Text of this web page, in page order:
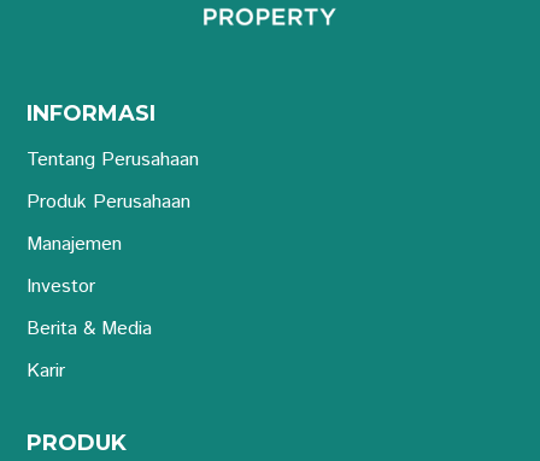
INFORMASI
Tentang Perusahaan
Produk Perusahaan
Manajemen
Investor
Berita & Media
Karir
PRODUK